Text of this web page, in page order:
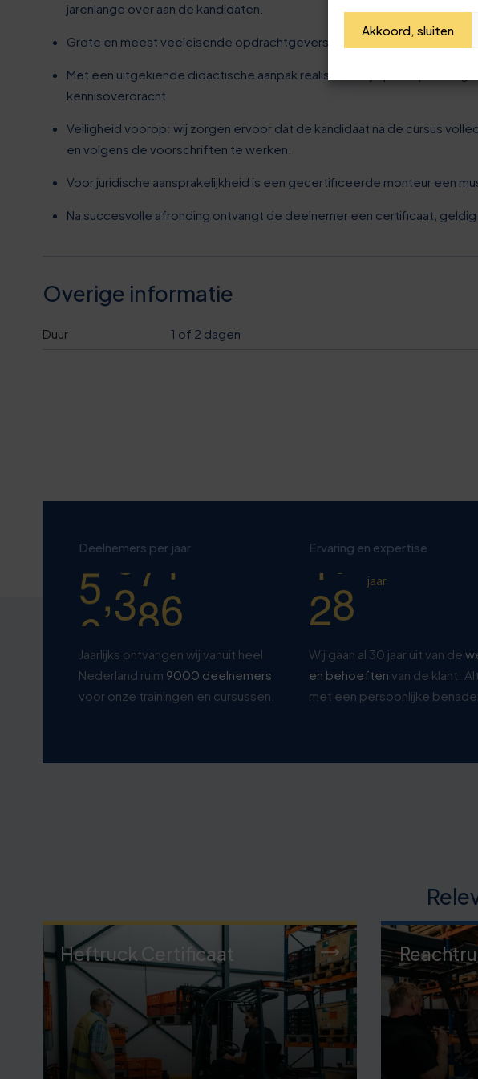
Akkoord, sluiten
jarenlange over aan de kandidaten.
Grote en meest veeleisende opdrachtgevers kiezen voor HOC Opleiding
Met een uitgekiende didactische aanpak realiseren wij op een plezierige
kennisoverdracht
Veiligheid voorop: wij zorgen ervoor dat de kandidaat na de cursus
en volgens de voorschriften te werken.
Voor juridische aansprakelijkheid is een gecertificeerde monteur een
Na succesvolle afronding ontvangt de deelnemer een certificaat, geldig
Overige informatie
Duur 1 of 2 dagen
Deelnemers per jaar
0
1
2
3
7
8
9,
3
6
9
2
5
8
1
4
7
0
2
3
3
4
5
6
6
9
0
0
8
3
8
3
9
4
9
0
5
0
Jaarlijks ontvangen wij vanuit heel
Nederland ruim 9000 deelnemers
voor onze trainingen en cursussen.
Ervaring en expertise
1
2
3
8
9
0
1
2
8
9
0 jaar
Wij gaan al 30 jaar uit van de
en behoeften van de klant.
met een persoonlijke
Heftruck Certificaat
Je naam
Deze